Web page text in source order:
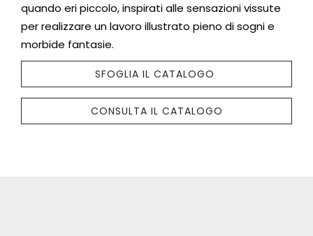
quando eri piccolo, inspirati alle sensazioni vissute
per realizzare un lavoro illustrato pieno di sogni e
morbide fantasie.
SFOGLIA IL CATALOGO
CONSULTA IL CATALOGO